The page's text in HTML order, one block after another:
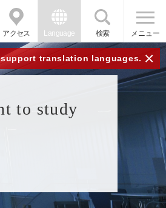
アクセス Language 検索 メニュー
translation languages. ×
to study